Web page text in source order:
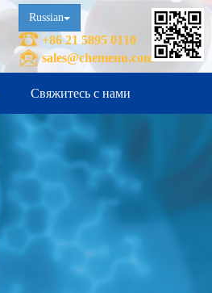
Russian
+86 21 5895 0110
sales@chemenu.com
Свяжитесь с нами